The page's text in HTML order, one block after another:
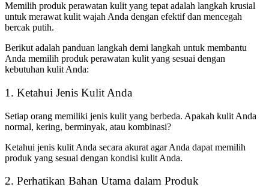
Memilih produk perawatan kulit yang tepat adalah langkah krusial
untuk merawat kulit wajah Anda dengan efektif dan mencegah
bercak putih.
Berikut adalah panduan langkah demi langkah untuk membantu
Anda memilih produk perawatan kulit yang sesuai dengan
kebutuhan kulit Anda:
1. Ketahui Jenis Kulit Anda
Setiap orang memiliki jenis kulit yang berbeda. Apakah kulit Anda
normal, kering, berminyak, atau kombinasi?
Ketahui jenis kulit Anda secara akurat agar Anda dapat memilih
produk yang sesuai dengan kondisi kulit Anda.
2. Perhatikan Bahan Utama dalam Produk